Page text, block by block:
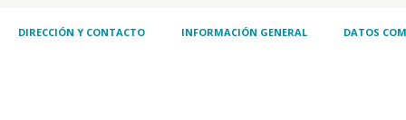
DIRECCIÓN Y CONTACTO INFORMACIÓN GENERAL DATOS